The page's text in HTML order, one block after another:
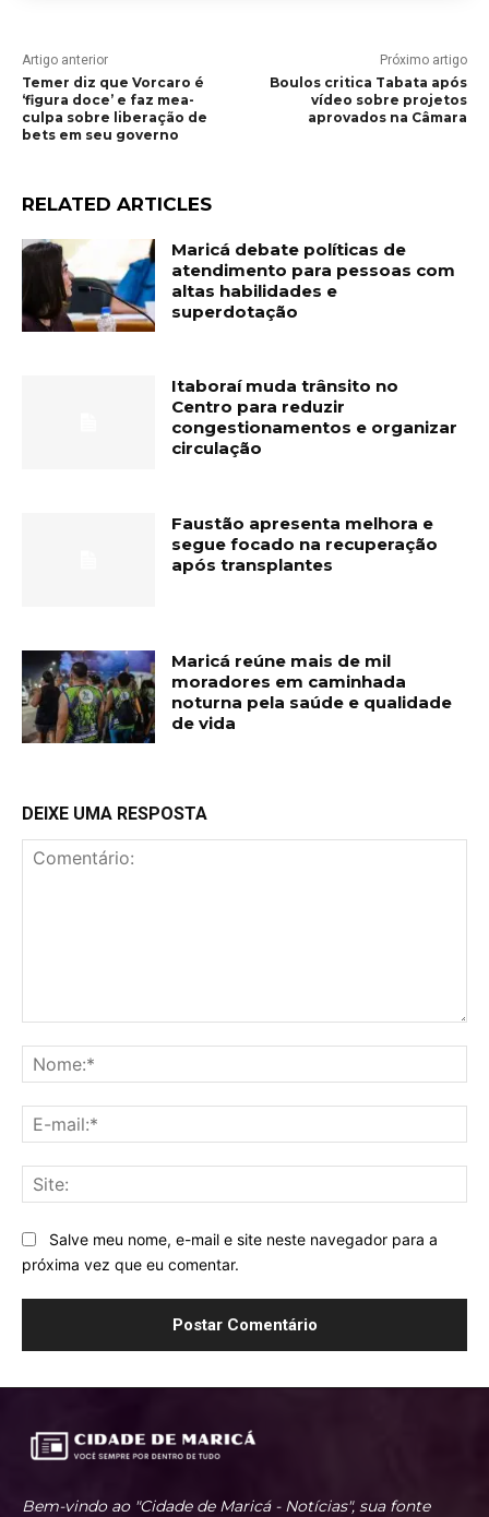
Artigo anterior
Temer diz que Vorcaro é
‘figura doce’ e faz mea-
culpa sobre liberação de
bets em seu governo
Próximo artigo
Boulos critica Tabata após
vídeo sobre projetos
aprovados na Câmara
RELATED ARTICLES
Maricá debate políticas de
atendimento para pessoas com
altas habilidades e
superdotação
Itaboraí muda trânsito no
Centro para reduzir
congestionamentos e organizar
circulação
Faustão apresenta melhora e
segue focado na recuperação
após transplantes
Maricá reúne mais de mil
moradores em caminhada
noturna pela saúde e qualidade
de vida
DEIXE UMA RESPOSTA
Salve meu nome, e-mail e site neste navegador para a
próxima vez que eu comentar.
Bem-vindo ao "Cidade de Maricá - Notícias", sua fonte